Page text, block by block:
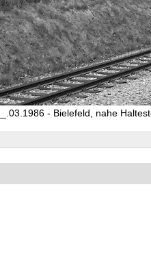
__.03.1986 - Bielefeld, nahe